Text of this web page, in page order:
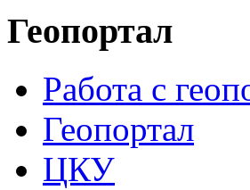
Геопортал
Работа с
Геопортал
ЦКУ